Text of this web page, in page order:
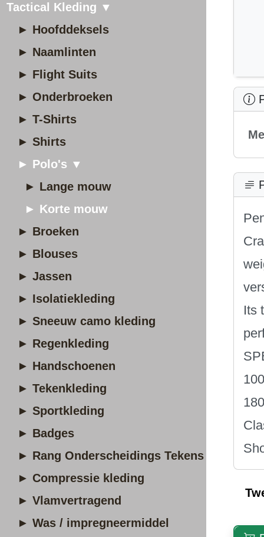
Tactical Kleding ▼
► Hoofddeksels
► Naamlinten
► Flight Suits
► Onderbroeken
► T-Shirts
► Shirts
► Polo's ▼
► Lange mouw
► Korte mouw
► Broeken
► Blouses
► Jassen
► Isolatiekleding
► Sneeuw camo kleding
► Regenkleding
► Handschoenen
► Tekenkleding
► Sportkleding
► Badges
► Rang Onderscheidings Tekens
► Compressie kleding
► Vlamvertragend
► Was / impregneermiddel
Its